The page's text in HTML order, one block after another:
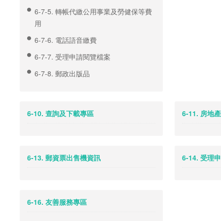
6-7-5. 轉帳代繳公用事業及勞健保等費
用
6-7-6. 電話語音繳費
6-7-7. 受理申請閱覽檔案
6-7-8. 郵政出版品
6-10. 查詢及下載專區 6-11. 房地
6-13. 郵資票出售機資訊 6-14. 受理
6-16. 友善服務專區